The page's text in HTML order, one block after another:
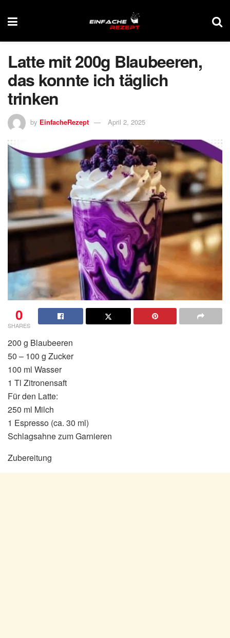
Latte mit 200g Blaubeeren,
das konnte ich täglich
trinken
by EinfacheRezept April 2, 2025
0
SHARES
200 g Blaubeeren
50 – 100 g Zucker
100 ml Wasser
1 Tl Zitronensaft
Für den Latte:
250 ml Milch
1 Espresso (ca. 30 ml)
Schlagsahne zum Garnieren
Zubereitung